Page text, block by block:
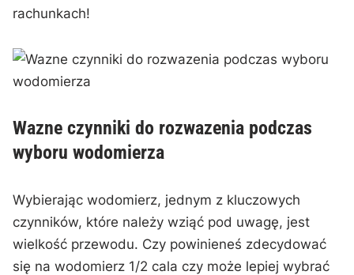
rachunkach!
Wazne czynniki do rozwazenia podczas
wyboru wodomierza
Wybierając wodomierz, jednym z kluczowych
czynników, które należy wziąć pod uwagę, jest
wielkość przewodu. Czy powinieneś zdecydować
się na wodomierz 1/2 cala czy może lepiej wybrać‍